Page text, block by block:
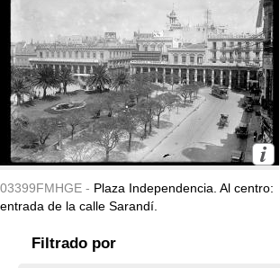
03399FMHGE - Plaza Independencia. Al centro:
entrada de la calle Sarandí.
Filtrado por